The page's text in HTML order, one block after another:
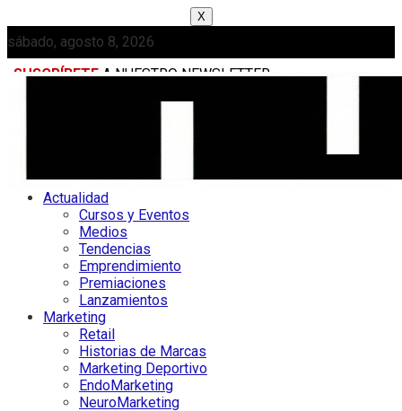
X
sábado, agosto 8, 2026
SUSCRÍBETE A NUESTRO NEWSLETTER
Actualidad
Cursos y Eventos
Medios
Tendencias
Emprendimiento
Premiaciones
Lanzamientos
Marketing
Retail
Historias de Marcas
Marketing Deportivo
EndoMarketing
NeuroMarketing